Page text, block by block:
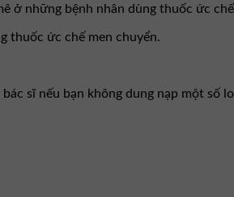
ở những bệnh nhân dùng thuốc ức
thuốc ức chế men chuyển.
sĩ nếu bạn không dung nạp một số